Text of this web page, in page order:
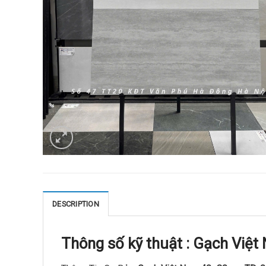
DESCRIPTION
Thông số kỹ thuật : Gạch Việt